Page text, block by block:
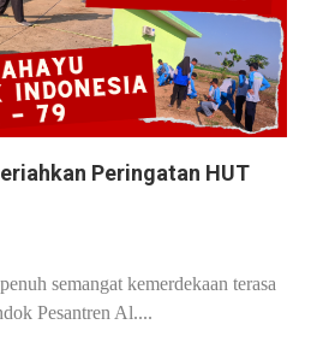
Peringatan HUT
semangat kemerdekaan terasa
Pesantren Al....